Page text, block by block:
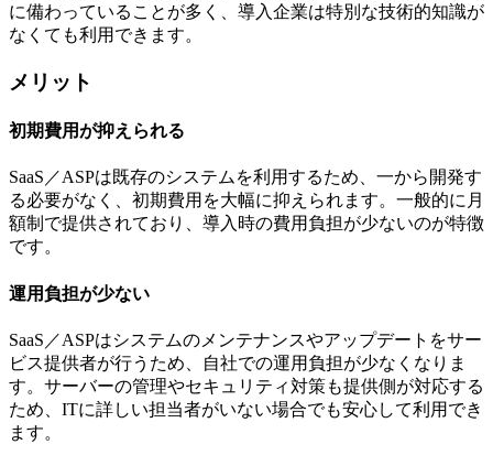
に備わっていることが多く、導入企業は特別な技術的知識が
なくても利用できます。
メリット
初期費用が抑えられる
SaaS／ASPは既存のシステムを利用するため、一から開発す
る必要がなく、初期費用を大幅に抑えられます。一般的に月
額制で提供されており、導入時の費用負担が少ないのが特徴
です。
運用負担が少ない
SaaS／ASPはシステムのメンテナンスやアップデートをサー
ビス提供者が行うため、自社での運用負担が少なくなりま
す。サーバーの管理やセキュリティ対策も提供側が対応する
ため、ITに詳しい担当者がいない場合でも安心して利用でき
ます。